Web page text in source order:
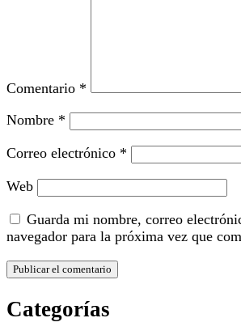
Comentario *
Nombre *
Correo electrónico *
Web
Guarda mi nombre, correo
navegador para la próxima vez que
Categorías